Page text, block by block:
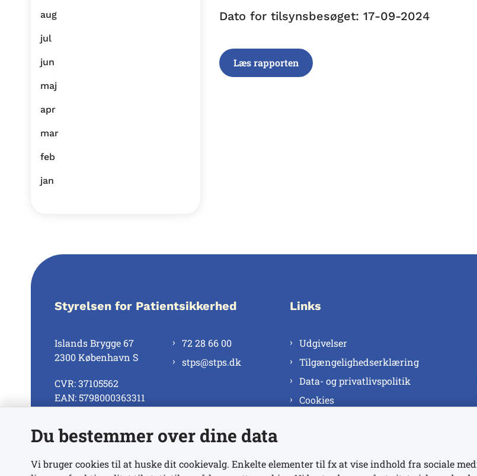
aug
jul
jun
maj
apr
mar
feb
jan
Dato for tilsynsbesøget: 17-09-2024
Læs rapporten
Styrelsen for Patientsikkerhed
Islands Brygge 67
2300 København S
CVR: 37105562
EAN: 5798000363311
72 28 66 00
stps@stps.dk
Se alle kontaktnumre
Links
Udgivelser
Tilgængelighedserklæring
Data- og privatlivspolitik
Cookies
Du bestemmer over dine data
Vi bruger cookies til at huske dit cookievalg. Enkelte elementer til fx at vise indhold fra sociale